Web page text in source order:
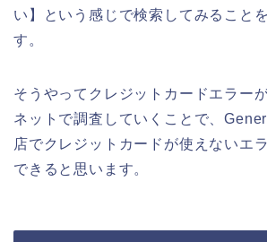
い】という感じで検索してみること
す。
そうやってクレジットカードエラー
ネットで調査していくことで、
店でクレジットカードが使えないエ
できると思います。